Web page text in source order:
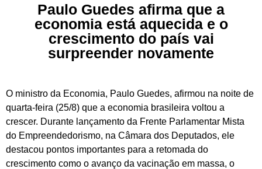
Paulo Guedes afirma que a
economia está aquecida e o
crescimento do país vai
surpreender novamente
O ministro da Economia, Paulo Guedes, afirmou na noite de
quarta-feira (25/8) que a economia brasileira voltou a
crescer. Durante lançamento da Frente Parlamentar Mista
do Empreendedorismo, na Câmara dos Deputados, ele
destacou pontos importantes para a retomada do
crescimento como o avanço da vacinação em massa, o